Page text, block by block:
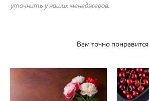
уточнить у наших менеджеров.
Вам точно понравится